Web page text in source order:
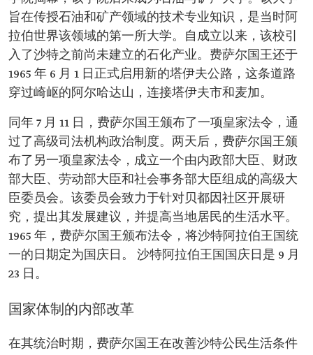
旨在传授石油和矿产领域的技术专业知识，是当时阿
拉伯世界该领域的第一所大学。自成立以来，该校引
入了沙特之前尚未建立的石化产业。费萨尔国王还于
1965 年 6 月 1 日正式启用新的塔伊夫公路，这条道路
穿过崎岖的阿尔哈达山，连接塔伊夫市和麦加。
同年 7 月 11 日，费萨尔国王颁布了一项皇家法令，通
过了高级司法机构政治制度。两天后，费萨尔国王颁
布了另一项皇家法令，成立一个由内政部大臣、财政
部大臣、劳动部大臣和社会事务部大臣组成的高级大
臣委员会。该委员会致力于针对贝都因社区开展研
究，提出其发展建议，并提高当地居民的生活水平。
1965 年，费萨尔国王颁布法令，将沙特阿拉伯王国统
一的日期定为国庆日。 沙特阿拉伯王国国庆日是 9 月
23 日。
国家体制的内部改革
在其统治时期，费萨尔国王在改善沙特公民生活条件